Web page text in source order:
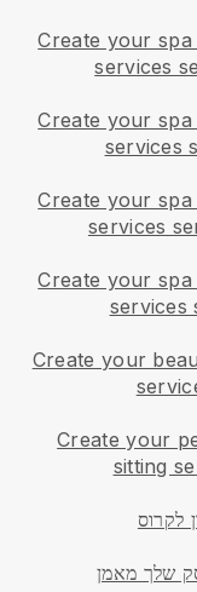
Create your
services
Create your
services
Create your
services
Create your
services
Create your
Create your
sitting
לקרוס